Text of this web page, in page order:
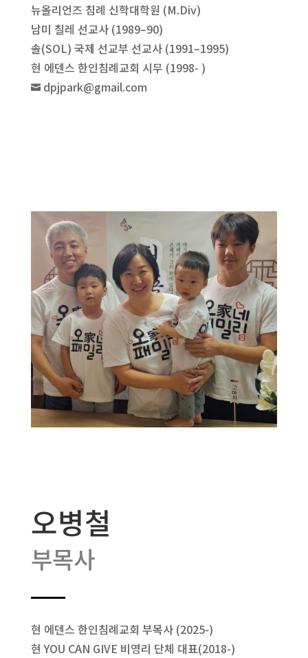
뉴올리언즈 침례 신학대학원 (M.Div)
남미 칠레 선교사 (1989–90)
솔(SOL) 국제 선교부 선교사 (1991–1995)
현 에덴스 한인침례교회 시무 (1998- )
dpjpark@gmail.com
오병철
부목사
현 에덴스 한인침례교회 부목사 (2025-)
현 YOU CAN GIVE 비영리 단체 대표(2018-)